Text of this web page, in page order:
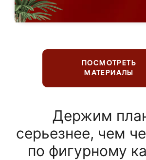
ПОСМОТРЕТЬ
МАТЕРИАЛЫ
Держим
серьезнее, чем
по фигурному